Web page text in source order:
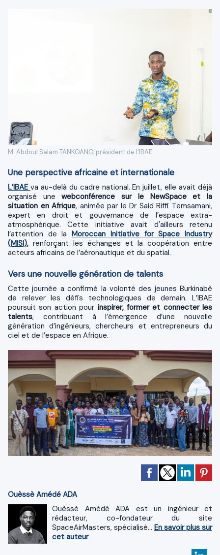
M. Abdoul Salam TANKOANO, président de l'IBAE
Une perspective africaine et internationale
L’IBAE va au-delà du cadre national. En juillet, elle avait déjà
organisé unewebconférence sur le NewSpace et la
situation en Afrique, animée par le Dr Said Riffi Temsamani,
expert en droit et gouvernance de l’espace extra-
atmosphérique. Cette initiative avait d'ailleurs retenu
l’attention de laMoroccan Initiative for Space Industry
(MISI), renforçant les échanges et la coopération entre
acteurs africains de l’aéronautique et du spatial.
Vers une nouvelle génération de talents
Cette journée a confirmé la volonté des jeunes Burkinabè
de relever les défis technologiques de demain. L’IBAE
poursuit son action pour inspirer, former et connecter les
talents, contribuant à l’émergence d’une nouvelle
génération d’ingénieurs, chercheurs et entrepreneurs du
ciel et de l’espace en Afrique.
Ouèssè Amédé ADA
Ouèssè Amédé ADA est un ingénieur et
rédacteur, co-fondateur du site
SpaceAirMasters, spécialisé... En savoir plus sur
cet auteur